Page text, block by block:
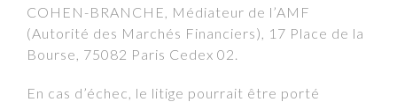
COHEN-BRANCHE, Médiateur de l’AMF
(Autorité des Marchés Financiers), 17 Place de la
Bourse, 75082 Paris Cedex 02.
En cas d’échec, le litige pourrait être porté